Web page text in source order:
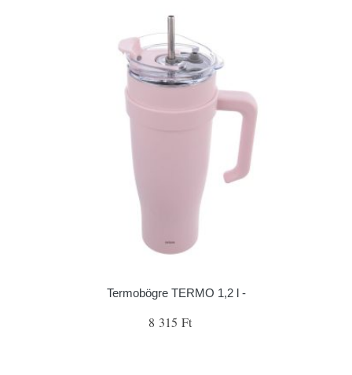
Termobögre TERMO 1,2 l -
8 315 Ft